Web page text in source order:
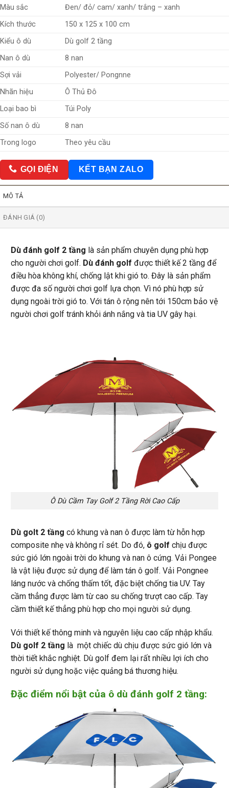
Màu sắc
Đen/ đỏ/ cam/ xanh/ trắng – xanh
Kích thước
150 x 125 x 100 cm
Kiểu ô dù
Dù golf 2 tầng
Nan ô dù
8 nan
Sợi vải
Polyester/ Pongnne
Nhãn hiệu
Ô Thủ Đô
Loại bao bì
Túi Poly
Số nan ô dù
8 nan
Trong logo
Theo yêu cầu
GỌI ĐIỆN KẾT BẠN ZALO
MÔ TẢ
ĐÁNH GIÁ (0)
Dù đánh golf 2 tầng là sản phẩm chuyên dụng phù hợp
cho người chơi golf. Dù đánh golf được thiết kế 2 tầng để
điều hòa không khí, chống lật khi gió to. Đây là sản phẩm
được đa số người chơi golf lựa chọn. Vì nó phù hợp sử
dụng ngoài trời gió to. Với tán ô rộng nên tới 150cm bảo vệ
người chơi golf tránh khỏi ánh nắng và tia UV gây hại.
Ô Dù Cầm Tay Golf 2 Tầng Rời Cao Cấp
Dù golt 2 tầng có khung và nan ô được làm từ hỗn hợp
composite nhẹ và không rỉ sét. Do đó, ô golf chịu được
sức gió lớn ngoài trời do khung và nan ô cứng. Vải Pongee
là vật liệu được sử dụng để làm tán ô golf. Vải Pongnee
láng nước và chống thấm tốt, đặc biệt chống tia UV. Tay
cầm thẳng được làm từ cao su chống trượt cao cấp. Tay
cầm thiết kế thẳng phù hợp cho mọi người sử dụng.
Với thiết kế thông minh và nguyên liệu cao cấp nhập khẩu.
Dù golf 2 tầng là một chiếc dù chịu được sức gió lớn và
thời tiết khắc nghiệt. Dù golf đem lại rất nhiều lợi ích cho
người sử dụng hoặc việc quảng bá thương hiệu.
Đặc điểm nổi bật của ô dù đánh golf 2 tầng: